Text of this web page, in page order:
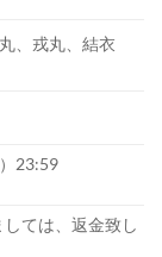
、戎丸、結衣
23:59
ては、返金致し